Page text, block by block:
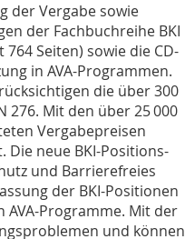
der Vergabe sowie
der Fachbuchreihe BKI
Seiten) sowie die CD-
in AVA-Programmen.
die über 300
Mit den über 25 000
Vergabepreisen
neue BKI-Positions-
und Barrierefreies
der BKI-Positionen
Programme. Mit der
und können